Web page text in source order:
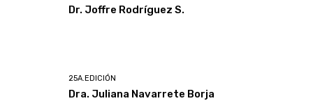
Dr. Joffre Rodríguez S.
25A.EDICIÓN
Dra. Juliana Navarrete Borja